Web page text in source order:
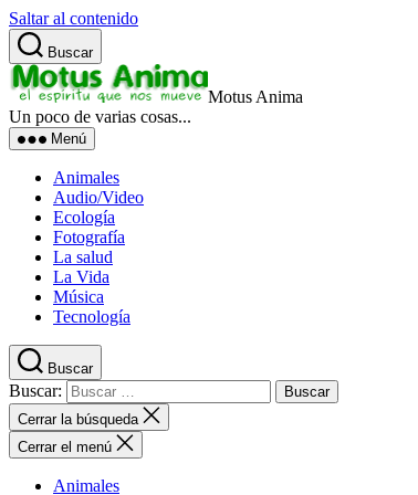
Saltar al contenido
Buscar
Motus Anima
Un poco de varias cosas...
Menú
Animales
Audio/Video
Ecología
Fotografía
La salud
La Vida
Música
Tecnología
Buscar
Buscar:
Cerrar la búsqueda
Cerrar el menú
Animales